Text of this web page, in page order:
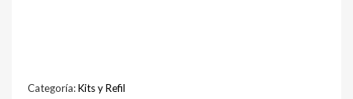
Categoría:Kits y Refil